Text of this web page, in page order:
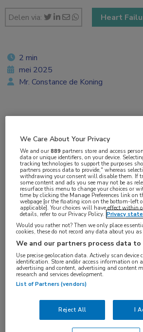
Delen via: Heart
Recent gewichtsverlies lijkt een
risicofactor bij oudere
hartfalen. Grootschaliger
deze bevindingen te bevestigen.
kunnen mogelijk de prognose
verbeteren.1
2 min
mei 2025
Mr. Constance de Koning
Cardiologie
Aandachtsgebieden:
Hartfalen,Ouderen
Tags:
sarcopenie
We Care About Your Privacy
We and our889 partners store and access
data or unique identifiers, on your device.
tracking technologies to support the purposes
partners process data to provide," whereas
withdrawing your consent will disable them. If
some content and ads you see may not be as
resurface this menu to change your choices or
time by clicking the Manage Preferences link on
webpage [or the floating icon on the bottom-left
applicable]. Your choices will have effect within
details, refer to our Privacy Policy. Privacy
Would you rather not? Then we only place
cookies, these do not record any data about you
We and our partners process data to
Use precise geolocation data. Actively scan device
identification. Store and/or access information on
advertising and content, advertising and content
research and services development.
List of Partners (vendors)
Reject All I